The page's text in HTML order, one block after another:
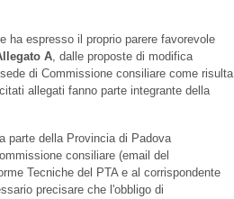
ha espresso il proprio parere favorevole
A, dalle proposte di modifica
di Commissione consiliare come risulta
allegati fanno parte integrante della
parte della Provincia di Padova
consiliare (email del
Tecniche del PTA e al corrispondente
precisare che l'obbligo di